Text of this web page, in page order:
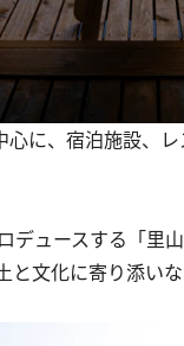
に、宿泊施設、
ュースする「里
文化に寄り添い